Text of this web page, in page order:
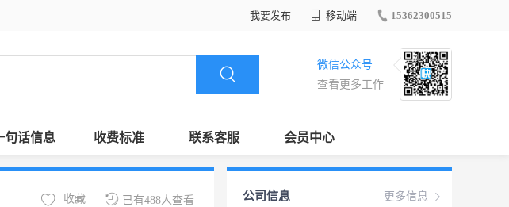
我要发布 移动端 15362300515
微信公众号
查看更多工作
句话信息 收费标准 联系客服 会员中心
已有488人查看
收藏 更多信息
公司信息